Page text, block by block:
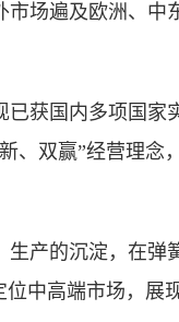
场遍及欧洲、
获国内多项国家
双赢”经营理念
产的沉淀，在
中高端市场，